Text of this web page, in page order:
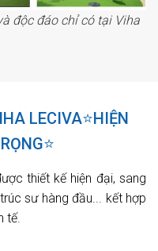
độc đáo chỉ có tại Viha
LECIVA⭐HIỆN
thiết kế hiện đại, sang
sư hàng đầu... kết hợp
tế.